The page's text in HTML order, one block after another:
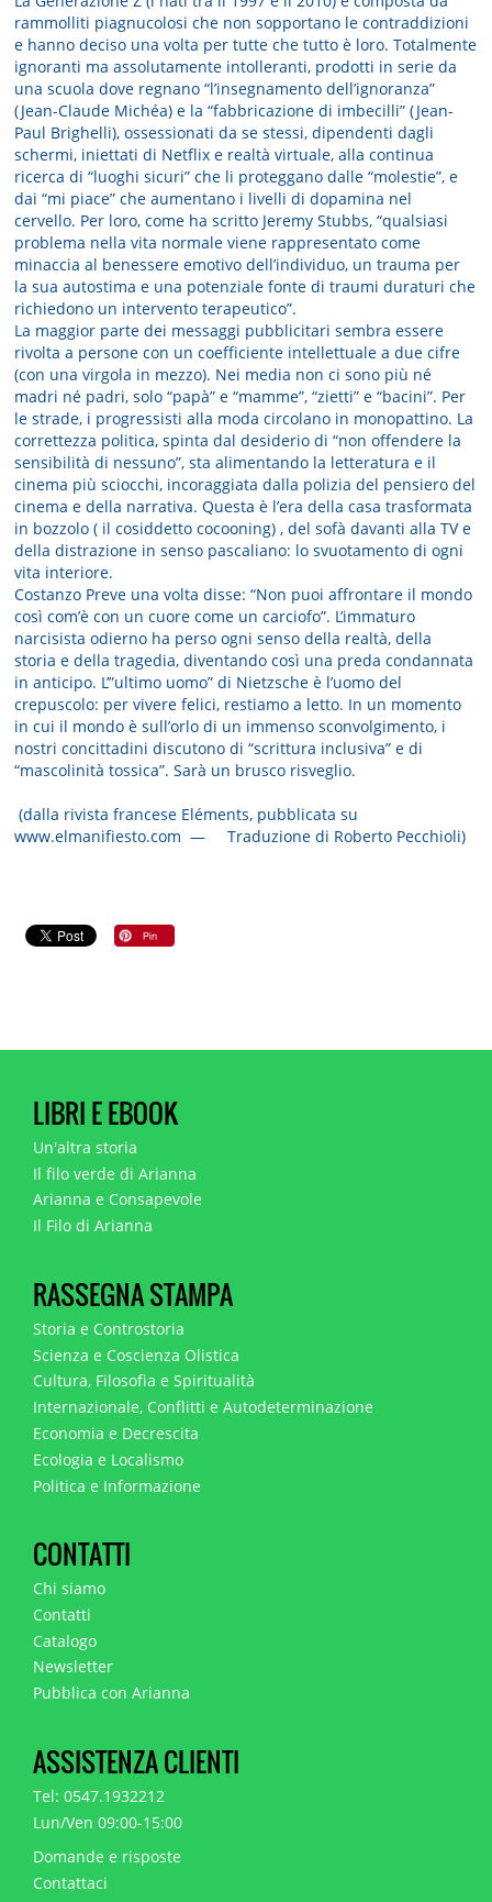
rammolliti piagnucolosi che non sopportano le contraddizioni
e hanno deciso una volta per tutte che tutto è loro. Totalmente
ignoranti ma assolutamente intolleranti, prodotti in serie da
una scuola dove regnano “l’insegnamento dell’ignoranza”
(Jean-Claude Michéa) e la “fabbricazione di imbecilli” (Jean-
Paul Brighelli), ossessionati da se stessi, dipendenti dagli
schermi, iniettati di Netflix e realtà virtuale, alla continua
ricerca di “luoghi sicuri” che li proteggano dalle “molestie”, e
dai “mi piace” che aumentano i livelli di dopamina nel
cervello. Per loro, come ha scritto Jeremy Stubbs, “qualsiasi
problema nella vita normale viene rappresentato come
minaccia al benessere emotivo dell’individuo, un trauma per
la sua autostima e una potenziale fonte di traumi duraturi che
richiedono un intervento terapeutico”.
La maggior parte dei messaggi pubblicitari sembra essere
rivolta a persone con un coefficiente intellettuale a due cifre
(con una virgola in mezzo). Nei media non ci sono più né
madri né padri, solo “papà” e “mamme”, “zietti” e “bacini”. Per
le strade, i progressisti alla moda circolano in monopattino. La
correttezza politica, spinta dal desiderio di “non offendere la
sensibilità di nessuno”, sta alimentando la letteratura e il
cinema più sciocchi, incoraggiata dalla polizia del pensiero del
cinema e della narrativa. Questa è l’era della casa trasformata
in bozzolo ( il cosiddetto cocooning) , del sofà davanti alla TV e
della distrazione in senso pascaliano: lo svuotamento di ogni
vita interiore.
Costanzo Preve una volta disse: “Non puoi affrontare il mondo
così com’è con un cuore come un carciofo”. L’immaturo
narcisista odierno ha perso ogni senso della realtà, della
storia e della tragedia, diventando così una preda condannata
in anticipo. L’”ultimo uomo” di Nietzsche è l’uomo del
crepuscolo: per vivere felici, restiamo a letto. In un momento
in cui il mondo è sull’orlo di un immenso sconvolgimento, i
nostri concittadini discutono di “scrittura inclusiva” e di
“mascolinità tossica”. Sarà un brusco risveglio.
(dalla rivista francese Eléments, pubblicata su
www.elmanifiesto.com — Traduzione di Roberto Pecchioli)
LIBRI E EBOOK
Un'altra storia
Il filo verde di Arianna
Arianna e Consapevole
Il Filo di Arianna
RASSEGNA STAMPA
Storia e Controstoria
Scienza e Coscienza Olistica
Cultura, Filosofia e Spiritualità
Internazionale, Conflitti e Autodeterminazione
Economia e Decrescita
Ecologia e Localismo
Politica e Informazione
CONTATTI
Chi siamo
Contatti
Catalogo
Newsletter
Pubblica con Arianna
ASSISTENZA CLIENTI
Tel: 0547.1932212
Lun/Ven 09:00-15:00
Domande e risposte
Contattaci